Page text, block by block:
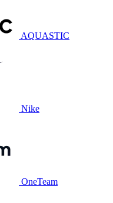
AQUASTIC
Nike
OneTeam